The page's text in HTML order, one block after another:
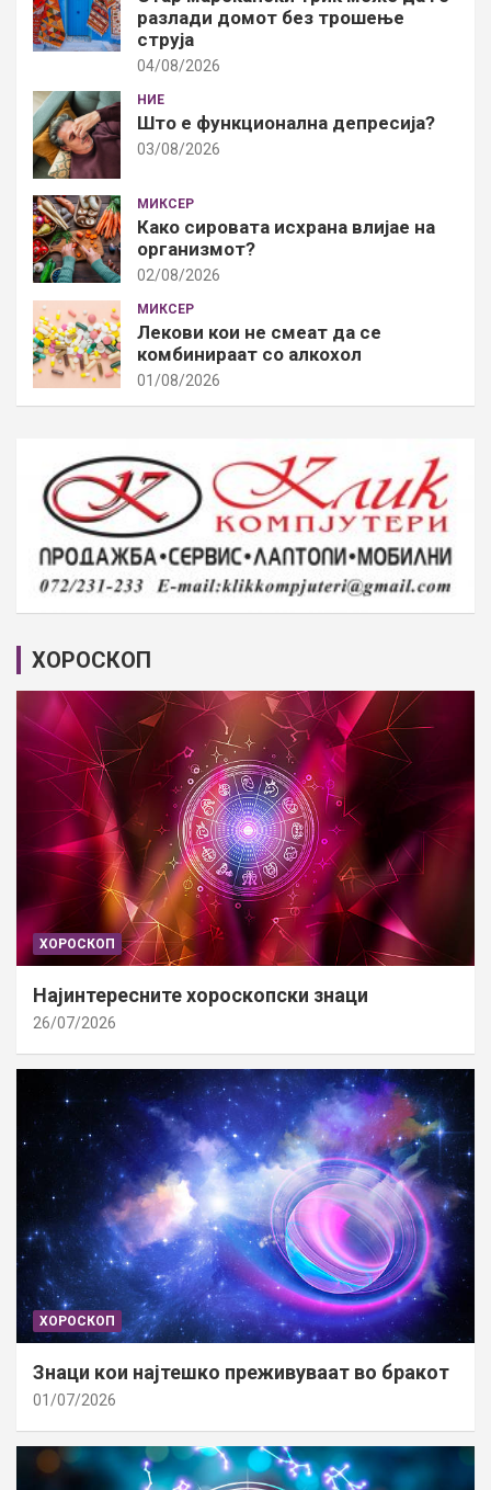
разлади домот без трошење
струја
04/08/2026
НИЕ
Што е функционална депресија?
03/08/2026
МИКСЕР
Како сировата исхрана влијае на
организмот?
02/08/2026
МИКСЕР
Лекови кои не смеат да се
комбинираат со алкохол
01/08/2026
ХОРОСКОП
ХОРОСКОП
Најинтересните хороскопски знаци
26/07/2026
ХОРОСКОП
Знаци кои најтешко преживуваат во бракот
01/07/2026